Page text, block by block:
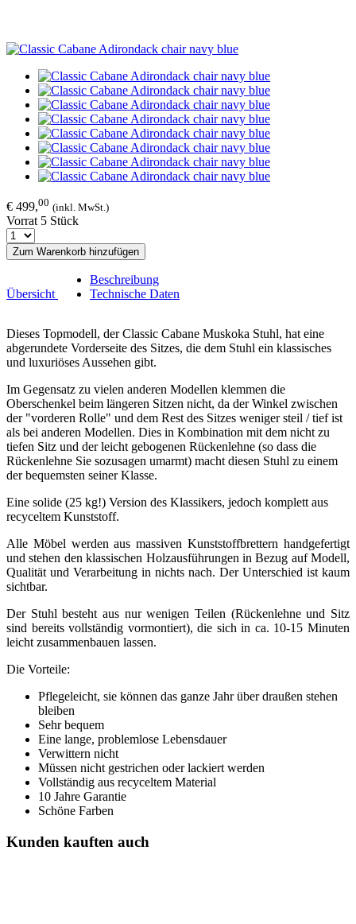
€ 499,00 (inkl. MwSt.)
Vorrat 5 Stück
Zum Warenkorb hinzufügen
Übersicht
Beschreibung
Technische Daten
Dieses Topmodell, der Classic Cabane Muskoka Stuhl, hat eine
abgerundete Vorderseite des Sitzes, die dem Stuhl ein klassisches
und luxuriöses Aussehen gibt.
Im Gegensatz zu vielen anderen Modellen klemmen die
Oberschenkel beim längeren Sitzen nicht, da der Winkel zwischen
der "vorderen Rolle" und dem Rest des Sitzes weniger steil / tief ist
als bei anderen Modellen. Dies in Kombination mit dem nicht zu
tiefen Sitz und der leicht gebogenen Rückenlehne (so dass die
Rückenlehne Sie sozusagen umarmt) macht diesen Stuhl zu einem
der bequemsten seiner Klasse.
Eine solide (25 kg!) Version des Klassikers, jedoch komplett aus
recyceltem Kunststoff.
Alle Möbel werden aus massiven Kunststoffbrettern handgefertigt
und stehen den klassischen Holzausführungen in Bezug auf Modell,
Qualität und Verarbeitung in nichts nach. Der Unterschied ist kaum
sichtbar.
Der Stuhl besteht aus nur wenigen Teilen (Rückenlehne und Sitz
sind bereits vollständig vormontiert), die sich in ca. 10-15 Minuten
leicht zusammenbauen lassen.
Die Vorteile:
Pflegeleicht, sie können das ganze Jahr über draußen stehen
bleiben
Sehr bequem
Eine lange, problemlose Lebensdauer
Verwittern nicht
Müssen nicht gestrichen oder lackiert werden
Vollständig aus recyceltem Material
10 Jahre Garantie
Schöne Farben
Kunden kauften auch